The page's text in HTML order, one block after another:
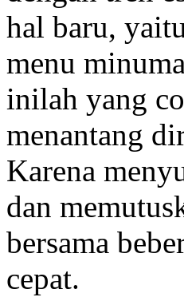
hal baru,
menu
inilah yang
menantang
Karena
dan
bersama
cepat.